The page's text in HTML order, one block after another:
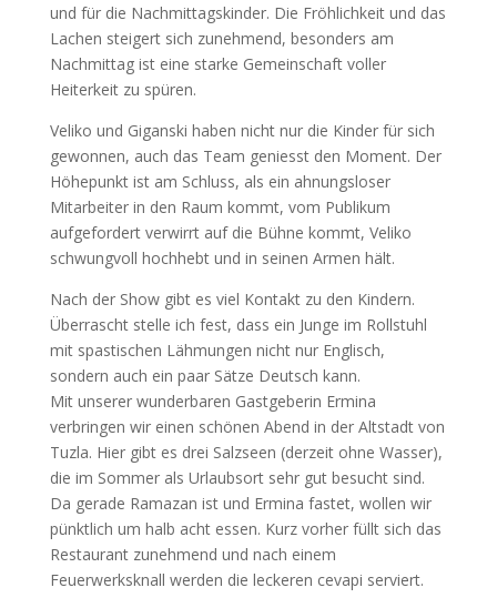
und für die Nachmittagskinder. Die Fröhlichkeit und das
Lachen steigert sich zunehmend, besonders am
Nachmittag ist eine starke Gemeinschaft voller
Heiterkeit zu spüren.
Veliko und Giganski haben nicht nur die Kinder für sich
gewonnen, auch das Team geniesst den Moment. Der
Höhepunkt ist am Schluss, als ein ahnungsloser
Mitarbeiter in den Raum kommt, vom Publikum
aufgefordert verwirrt auf die Bühne kommt, Veliko
schwungvoll hochhebt und in seinen Armen hält.
Nach der Show gibt es viel Kontakt zu den Kindern.
Überrascht stelle ich fest, dass ein Junge im Rollstuhl
mit spastischen Lähmungen nicht nur Englisch,
sondern auch ein paar Sätze Deutsch kann.
Mit unserer wunderbaren Gastgeberin Ermina
verbringen wir einen schönen Abend in der Altstadt von
Tuzla. Hier gibt es drei Salzseen (derzeit ohne Wasser),
die im Sommer als Urlaubsort sehr gut besucht sind.
Da gerade Ramazan ist und Ermina fastet, wollen wir
pünktlich um halb acht essen. Kurz vorher füllt sich das
Restaurant zunehmend und nach einem
Feuerwerksknall werden die leckeren cevapi serviert.